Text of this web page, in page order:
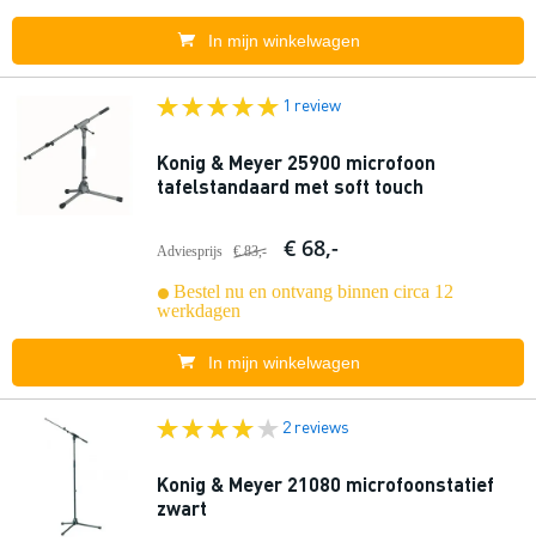
In mijn winkelwagen
1 review
Konig & Meyer 25900 microfoon
tafelstandaard met soft touch
Adviesprijs € 83,- € 68,-
Bestel nu en ontvang binnen circa 12
werkdagen
In mijn winkelwagen
2 reviews
Konig & Meyer 21080 microfoonstatief
zwart